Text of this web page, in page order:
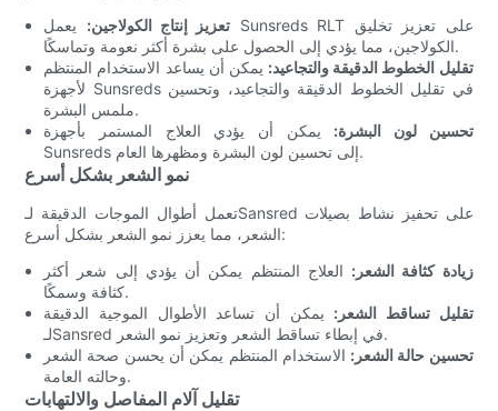
تعزيز إنتاج الكولاجين: يعمل Sunsreds RLT على تعزيز تخليق
الكولاجين، مما يؤدي إلى الحصول على بشرة أكثر نعومة وتماسكًا.
تقليل الخطوط الدقيقة والتجاعيد: يمكن أن يساعد الاستخدام المنتظم
لأجهزة Sunsreds في تقليل الخطوط الدقيقة والتجاعيد، وتحسين
ملمس البشرة.
تحسين لون البشرة: يمكن أن يؤدي العلاج المستمر بأجهزة
Sunsreds إلى تحسين لون البشرة ومظهرها العام.
نمو الشعر بشكل أسرع
تعمل أطوال الموجات الدقيقة لـSansred على تحفيز نشاط بصيلات
الشعر، مما يعزز نمو الشعر بشكل أسرع:
زيادة كثافة الشعر: العلاج المنتظم يمكن أن يؤدي إلى شعر أكثر
كثافة وسمكًا.
تقليل تساقط الشعر: يمكن أن تساعد الأطوال الموجية الدقيقة
لـSansred في إبطاء تساقط الشعر وتعزيز نمو الشعر.
تحسين حالة الشعر: الاستخدام المنتظم يمكن أن يحسن صحة الشعر
وحالته العامة.
تقليل آلام المفاصل والالتهابات